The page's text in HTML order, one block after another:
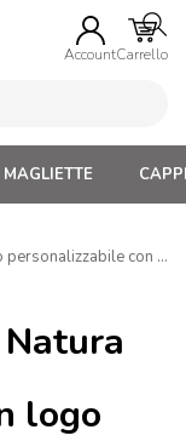
AccountCarrello
MAGLIETTE
personalizzabile con
logo